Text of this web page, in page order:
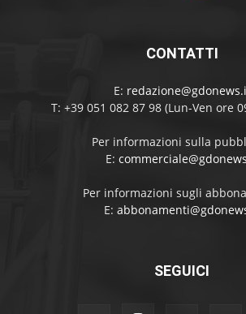
CONTATTI
E:
T: +39 051 082 87 98 (Lun-Ven ore
Per informazioni sulla
E:
Per informazioni sugli
E:
SEGUICI